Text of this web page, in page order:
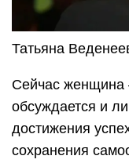
Татьяна
Сейчас женщина
обсуждается и
достижения
сохранения